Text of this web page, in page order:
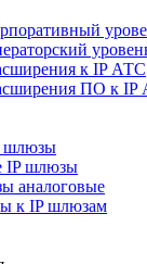
к IP АТС
ПО к IP
шлюзы
IP шлюзы
аналоговые
к IP шлюзам